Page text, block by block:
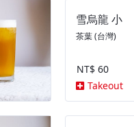
雪烏龍 小
茶葉 (台灣)
NT$ 60
Takeout